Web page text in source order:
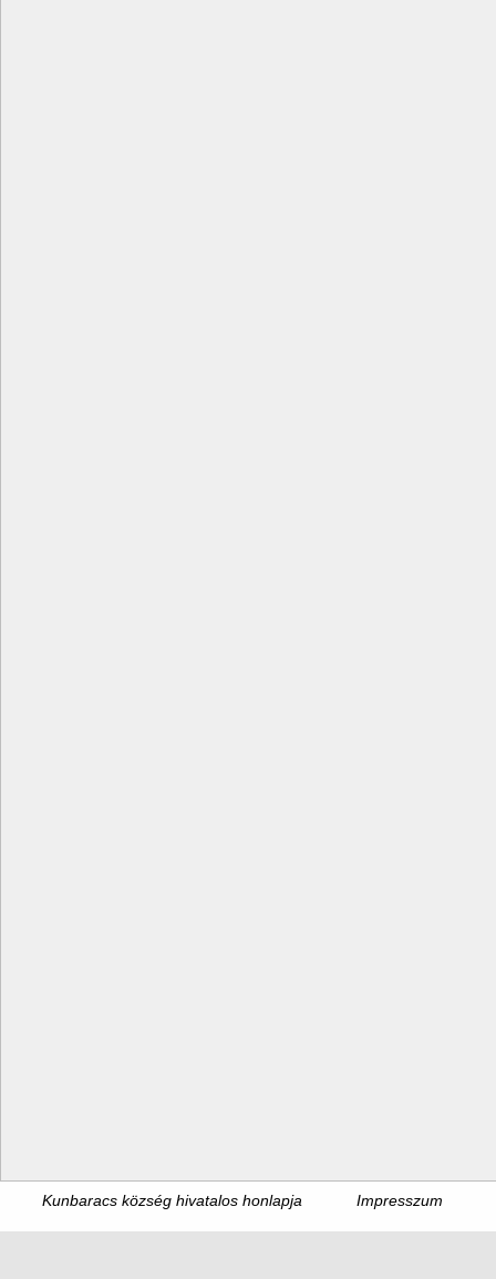
Kunbaracs község hivatalos honlapja Impresszum